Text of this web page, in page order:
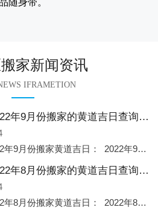
家新闻资讯
IFRAMETION
南芬区2022年9月份搬家的黄道吉日查询大全一览表哪天适合搬家好日子
南芬区2022年9月份搬家黄道吉日： 2022年9月6日 「星期二」 农历八月十一2022年9月12日 「星期一」 农历八月十七2022年9月16日 「星期五」 农历八月廿一2022年9月2
南芬区2022年8月份搬家的黄道吉日查询大全一览表哪天适合搬家好日子
南芬区2022年8月份搬家黄道吉日： 2022年8月2日 「星期二」 农历七月初五2022年8月6日 「星期六」 农历七月初九2022年8月8日 「星期一」 农历七月十一2022年8月10日 「